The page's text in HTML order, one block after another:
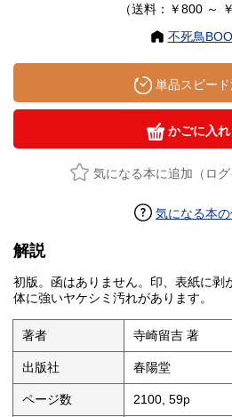
（送料：￥800 ～
不死鳥
単品スピー
かごに入れ
気になる本に追加（ログ
気になる本
解説
初版。函はありません。印、表紙に剥
体に強いヤケシミ汚れがあります。
著者 寺崎留吉 著
出版社 春陽堂
ページ数 2100, 59p